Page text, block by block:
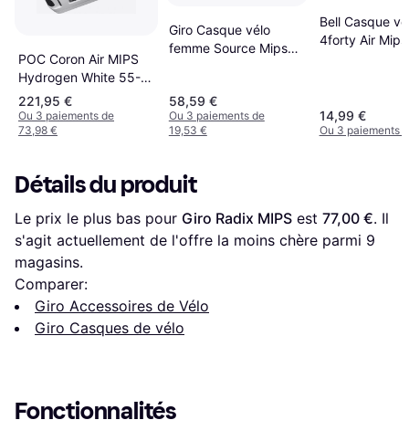
POC Coron Air MIPS
Hydrogen White 55-
58 Casque de vélo
221,95 €
Ou 3 paiements de
73,98 €
Giro Casque vélo
femme Source Mips
58,59 €
Ou 3 paiements de
19,53 €
Bell Casque
4forty Air
14,99 €
Ou 3 paiements
Détails du produit
Le prix le plus bas pour Giro Radix MIPS est 77,00 €. Il
s'agit actuellement de l'offre la moins chère parmi 9
magasins.
Comparer:
Giro Accessoires de Vélo
Giro Casques de vélo
Fonctionnalités